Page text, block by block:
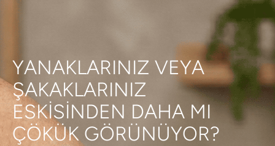
YANAKLARINIZ VEYA
ŞAKAKLARINIZ
ESKISINDEN DAHA MI
ÇÖKÜK GÖRÜNÜYOR?